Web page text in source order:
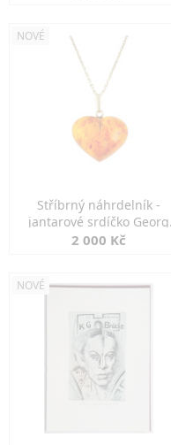
NOVÉ
Stříbrný náhrdelník -
jantarové srdíčko Georg
Kramer
2 000 Kč
NOVÉ